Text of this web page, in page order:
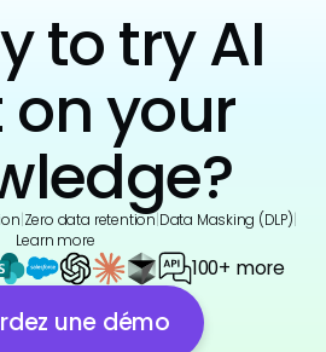
to try AI
your
Zero data retention Data Masking (DLP)
Learn more
100+ more
une démo